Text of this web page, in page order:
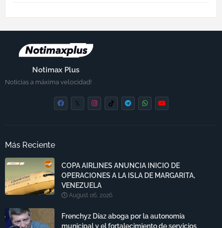
Notimax Plus
Noticias a máxima velocidad!
Más Reciente
COPA AIRLINES ANUNCIA INICIO DE
OPERACIONES A LA ISLA DE MARGARITA,
VENEZUELA
August 06, 2026
Frenchyz Díaz aboga por la autonomía
municipal y el fortalecimiento de servicios